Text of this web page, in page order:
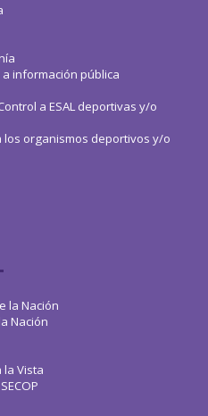
información pública
a ESAL deportivas y/o
organismos deportivos y/o
la Nación
Nación
la Vista